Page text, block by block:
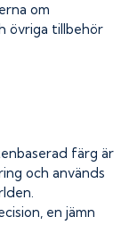
om
övriga tillbehör
färg är
och används
en jämn